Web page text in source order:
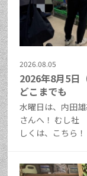
2026.08.05
2026年8月5日
どこまでも
水曜日は、内田
さんへ！ むし社
しくは、こちら！